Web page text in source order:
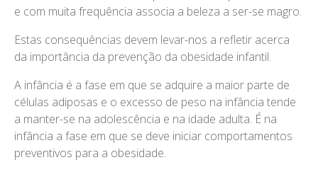
e com muita frequência associa a beleza a ser-se magro.
Estas consequências devem levar-nos a refletir acerca
da importância da prevenção da obesidade infantil.
A infância é a fase em que se adquire a maior parte de
células adiposas e o excesso de peso na infância tende
a manter-se na adolescência e na idade adulta. É na
infância a fase em que se deve iniciar comportamentos
preventivos para a obesidade.